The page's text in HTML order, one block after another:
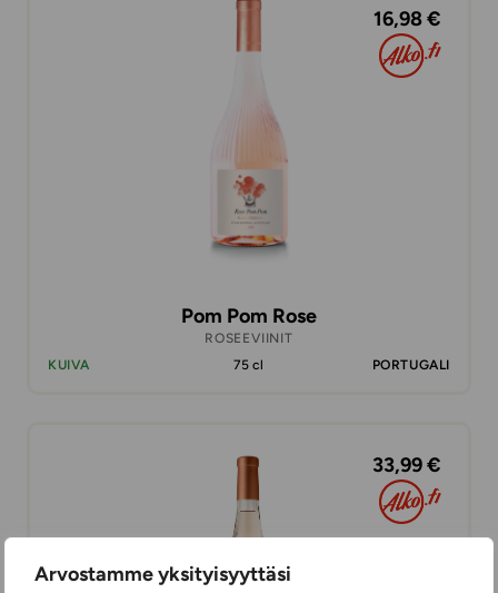
Arvostamme yksityisyyttäsi
16,98 €
Pom Pom Rose
ROSEEVIINIT
KUIVA
75 cl PORTUGALI
33,99 €